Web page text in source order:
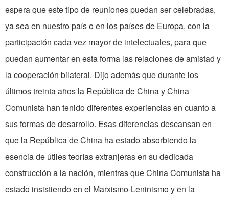
espera que este tipo de reuniones puedan ser celebradas,
ya sea en nuestro país o en los países de Europa, con la
participación cada vez mayor de intelectuales, para que
puedan aumentar en esta forma las relaciones de amistad y
la cooperación bilateral. Dijo además que durante los
últimos treinta años la República de China y China
Comunista han tenido diferentes experiencias en cuanto a
sus formas de desarrollo. Esas diferencias descansan en
que la República de China ha estado absorbiendo la
esencia de útiles teorías extranjeras en su dedicada
construcción a la nación, mientras que China Comunista ha
estado insistiendo en el Marxismo-Leninismo y en la